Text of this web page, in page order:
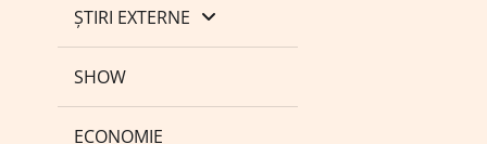
ȘTIRI EXTERNE
SHOW
ECONOMIE